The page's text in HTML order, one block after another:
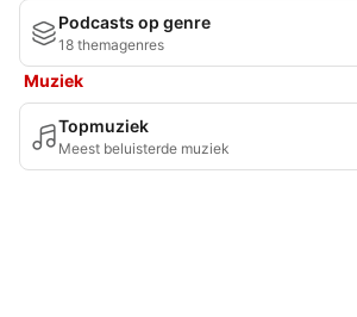
Podcasts op genre
18 themagenres
Muziek
Topmuziek
Meest beluisterde muziek